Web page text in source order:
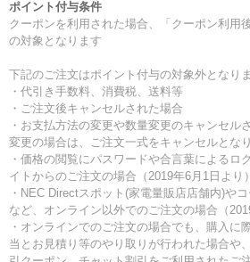
ポイント付与条件
クーポンを利用された場合、「クーポン利用
の対象となります
下記のご注文はポイント付与の対象外となり
・代引き手数料、消費税、送料等
・ご注文後キャンセルされた場合
・お支払方法の変更や数量変更のキャンセル
変更の場合は、ご注文一式をキャンセルとなり
・価格の閲覧にパスワードや合言葉によるロ
イトからのご注文の場合（2019年6月1日より）
・NEC Directスポット(家電量販店店舗内)や
など、オンライン以外でのご注文の場合（
・オンラインでのご注文の場合でも、購入に
当とお見積り等のやり取りが行われた場合や